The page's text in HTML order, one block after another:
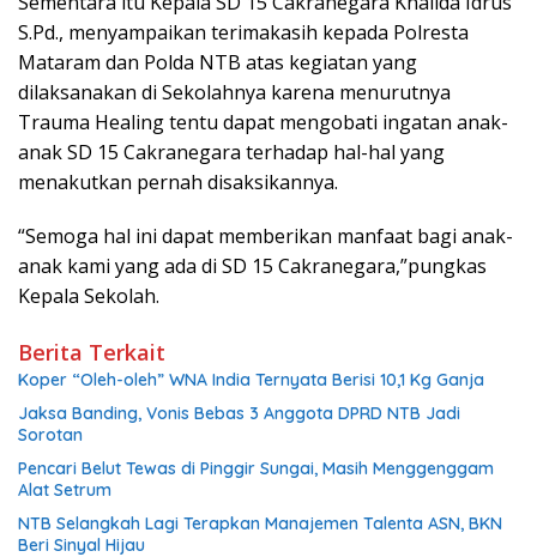
S.Pd., menyampaikan terimakasih kepada Polresta
Mataram dan Polda NTB atas kegiatan yang
dilaksanakan di Sekolahnya karena menurutnya
Trauma Healing tentu dapat mengobati ingatan anak-
anak SD 15 Cakranegara terhadap hal-hal yang
menakutkan pernah disaksikannya.
“Semoga hal ini dapat memberikan manfaat bagi anak-
anak kami yang ada di SD 15 Cakranegara,”pungkas
Kepala Sekolah.
Berita Terkait
Koper “Oleh-oleh” WNA India Ternyata Berisi 10,1 Kg Ganja
Jaksa Banding, Vonis Bebas 3 Anggota DPRD NTB Jadi
Sorotan
Pencari Belut Tewas di Pinggir Sungai, Masih Menggenggam
Alat Setrum
NTB Selangkah Lagi Terapkan Manajemen Talenta ASN, BKN
Beri Sinyal Hijau